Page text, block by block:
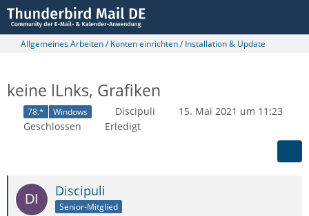
Allgemeines Arbeiten / Konten einrichten / Installation & Update
keine lLnks, Grafiken
78.* Windows Discipuli
15. Mai 2021 um 11:23
Geschlossen
Erledigt
Discipuli
Senior-Mitglied